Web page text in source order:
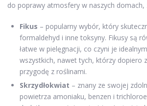
do poprawy atmosfery w naszych domach,
Fikus – popularny wybór, który
formaldehyd i inne toksyny. Fikusy są
łatwe w pielęgnacji, co czyni je
wszystkich, nawet tych, którzy dopiero
przygodę z roślinami.
Skrzydłokwiat – znany ze swojej
powietrza amoniaku, benzen i